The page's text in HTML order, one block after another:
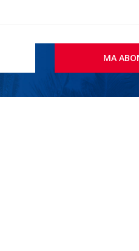
MA